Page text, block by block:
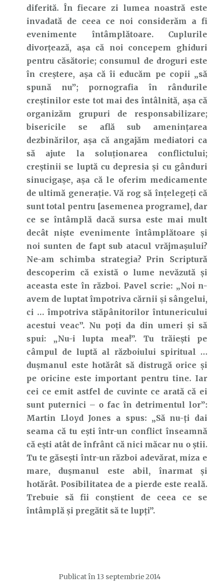
diferită. În fiecare zi lumea noastră este
invadată de ceea ce noi considerăm a fi
evenimente întâmplătoare. Cuplurile
divorțează, așa că noi concepem ghiduri
pentru căsătorie; consumul de droguri este
în creștere, așa că îi educăm pe copii „să
spună nu”; pornografia în rândurile
creștinilor este tot mai des întâlnită, așa că
organizăm grupuri de responsabilizare;
bisericile se află sub amenințarea
dezbinărilor, așa că angajăm mediatori ca
să ajute la soluționarea conflictului;
creștinii se luptă cu depresia și cu gânduri
sinucigașe, așa că le oferim medicamente
de ultimă generație. Vă rog să înțelegeți că
sunt total pentru [asemenea programe], dar
ce se întâmplă dacă sursa este mai mult
decât niște evenimente întâmplătoare și
noi sunten de fapt sub atacul vrăjmașului?
Ne-am schimba strategia? Prin Scriptură
descoperim că există o lume nevăzută și
aceasta este în război. Pavel scrie: „Noi n-
avem de luptat împotriva cărnii şi sângelui,
ci … împotriva stăpânitorilor întunericului
acestui veac”. Nu poți da din umeri și să
spui: „Nu-i lupta mea!”. Tu trăiești pe
câmpul de luptă al războiului spiritual …
dușmanul este hotărât să distrugă orice și
pe oricine este important pentru tine. Iar
cei ce emit astfel de cuvinte ce arată că ei
sunt puternici – o fac în detrimentul lor”:
Martin Lloyd Jones a spus: „Să nu-ți dai
seama că tu ești într-un conflict înseamnă
că ești atât de înfrânt că nici măcar nu o știi.
Tu te găsești într-un război adevărat, miza e
mare, dușmanul este abil, înarmat și
hotărât. Posibilitatea de a pierde este reală.
Trebuie să fii conștient de ceea ce se
întâmplă și pregătit să te lupți”.
Publicat în 13 septembrie 2014